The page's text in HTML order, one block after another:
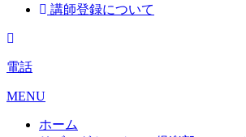
講師登録について
電話
MENU
ホーム